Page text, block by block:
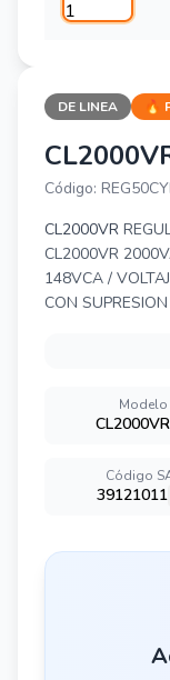
DE LINEA 🔥
Código:
CL2000VR
CL2000VR
148VCA /
CON
Modelo
CL2000VR
Código
39121011